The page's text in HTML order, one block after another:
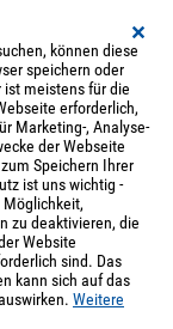
vergessen?
können diese
speichern oder
ist meistens für die
erforderlich,
Marketing-, Analyse-
der Webseite
Speichern Ihrer
ist uns wichtig -
zu deaktivieren, die
Website
sind. Das
kann sich auf das
Weitere